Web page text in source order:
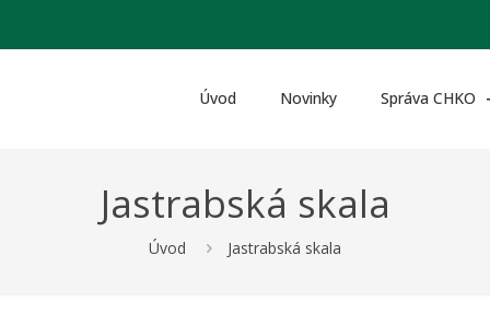
Úvod Novinky Správa CHKO
Jastrabská skala
Úvod Jastrabská skala